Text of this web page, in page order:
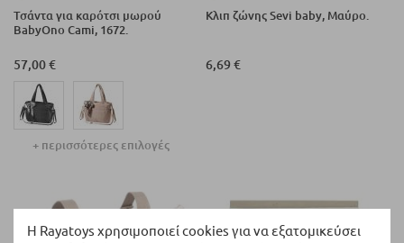
Η Rayatoys χρησιμοποιεί cookies για να εξατομικεύσει
Τσάντα για καρότσι μωρού
BabyOno Cami, 1672.
57,00 €
+ περισσότερες επιλογές
Κλιπ ζώνης Sevi baby, Μαύρο.
6,69 €